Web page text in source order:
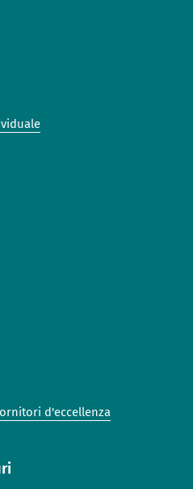
d'eccellenza